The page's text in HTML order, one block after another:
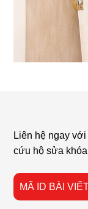
Liên hệ ngay
cứu hộ sửa
MÃ ID BÀI